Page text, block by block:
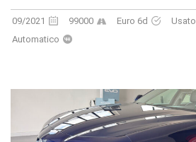
09/2021 99000 Euro 6d Usato
Automatico